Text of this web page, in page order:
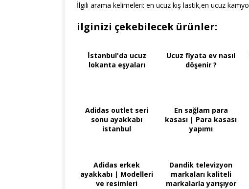
İlgili arama kelimeleri: en ucuz kış lastik,en ucuz
ilginizi çekebilecek ürünler:
İstanbul'da ucuz
lokanta eşyaları
Ucuz fiyata ev nasıl
döşenir ?
Adidas outlet seri
sonu ayakkabı
istanbul
En sağlam para
kasası | Para kasası
yapımı
Adidas erkek
ayakkabı | Modelleri
ve resimleri
Dandik televizyon
markaları kaliteli
markalarla yarışıyor